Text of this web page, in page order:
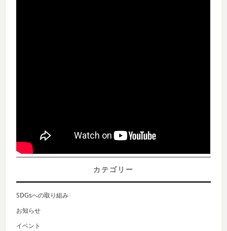
カテゴリー
SDGsへの取り組み
お知らせ
イベント